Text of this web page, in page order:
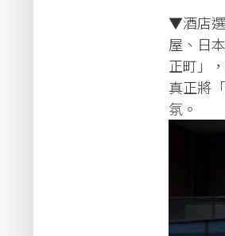
▼酒店選
屋、日
正町」
真正將
氛。